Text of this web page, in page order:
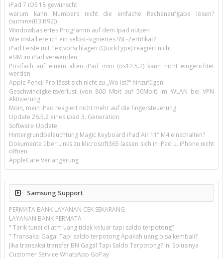
iPad 7 iOS 18 gewünscht
warum kann Numbers nicht die einfache Rechenaufgabe lösen?
(summe(B3:B92))
Windowbasiertes Programm auf dem Ipad nutzen
Wie installiere ich ein selbst-signiertes SSL-Zertifikat?
iPad Leiste mit Textvorschlägen (QuickType) reagiert nicht
eSIM im iPad verwenden
Postfach auf einem alten iPad mini (os12.5.2) kann nicht eingerichtet
werden
Apple Pencil Pro lässt sich nicht zu „Wo ist?“ hinzufügen
Geschwindigkeitsverlust (von 800 Mbit auf 50Mbit) im WLAN bei VPN
Aktivierung
Moin, mein iPad reagiert nicht mehr auf die fingersteuerung
Update 26.5.2 eines ipad 3. Generation
Software-Update
Hintergrundbeleuchtung Magic Keyboard iPad Air 11’’ M4 einschalten?
Dokumente über Links zu Microsoft365 lassen sich in iPad u. iPhone nicht
öffnen
AppleCare Verlängerung
Samsung Support
PERMATA BANK LAYANAN CEK SEKARANG
LAYANAN BANK PERMATA
" Tarik tunai di atm uang tidak keluar tapi saldo terpotong?
" Transaksi Gagal Tapi saldo terpotong Apakah uang bisa kembali?
Jika transaksi transfer BN Gagal Tapi Saldo Terpotong? Ini Solusinya
Customer Service WhatsApp GoPay